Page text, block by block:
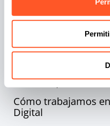
Decisiones erróneas
Costes operativos
Incumplimientos
Interrupciones
Cómo trabajamos
Digital